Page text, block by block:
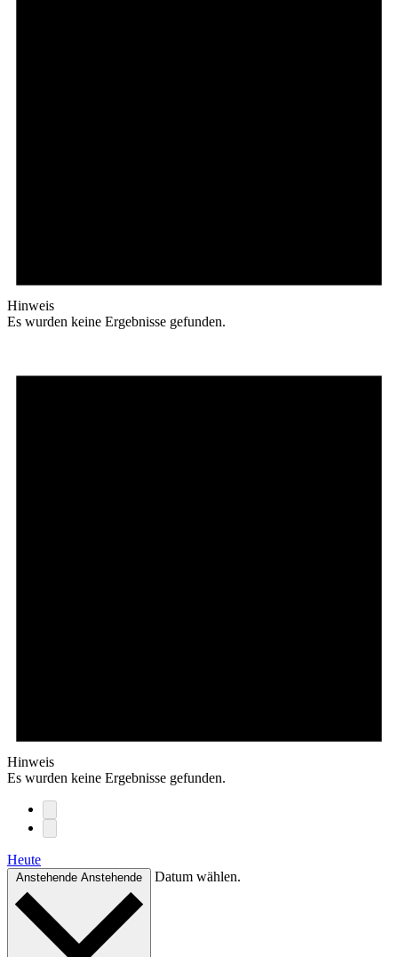
Hinweis
Es wurden keine Ergebnisse gefunden.
Hinweis
Es wurden keine Ergebnisse gefunden.
Heute
Anstehende Anstehende Datum wählen.